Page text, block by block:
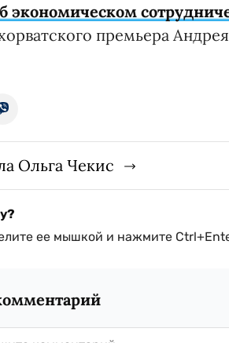
экономическом
премьера
Ольга Чекис
ее мышкой и нажмите